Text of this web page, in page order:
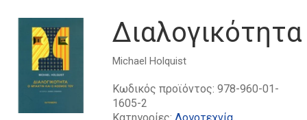
Διαλογικότητα
Michael Holquist
Κωδικός προϊόντος:978-960-01-
1605-2
Κατηγορίες:Λογοτεχνία,